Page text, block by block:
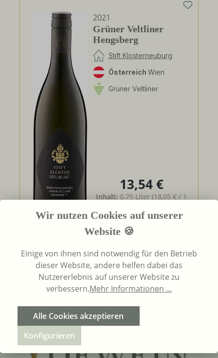
2021
Grüner Veltliner
Hengsberg
Stift Klosterneuburg
Österreich Wien
Grüner Veltliner
Regulärer Preis:
13,54 €
Inhalt:0.75 Liter(18,05 € / 1
Details
Seite
1 Seite
2
Wir nutzen Cookies auf unserer
Website 🍪
Einige von ihnen sind notwendig für den Betrieb
dieser Website, andere helfen dabei das
Nutzererlebnis auf unserer Website zu
verbessern.Mehr Informationen ...
Alle Cookies akzeptieren
Konfigurieren